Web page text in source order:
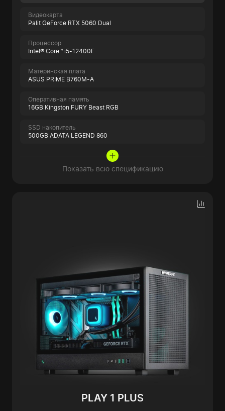
Видеокарта
Palit GeForce RTX 5060 Dual
Процессор
Intel® Core™ i5-12400F
Материнская плата
ASUS PRIME B760M-A
Оперативная память
16GB Kingston FURY Beast RGB
SSD накопитель
500GB ADATA LEGEND 860
Показать всю спецификацию
PLAY 1 PLUS